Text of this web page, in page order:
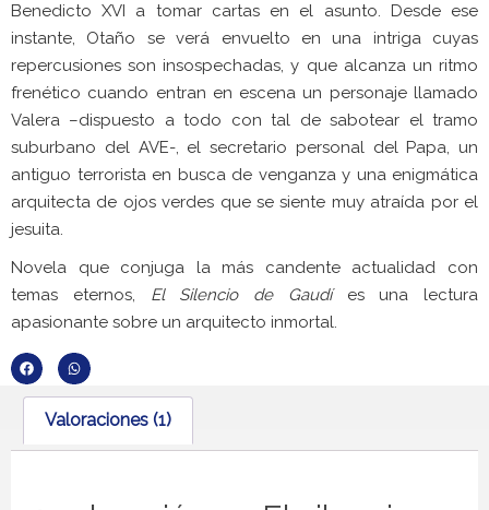
Benedicto XVI a tomar cartas en el asunto. Desde ese
instante, Otaño se verá envuelto en una intriga cuyas
repercusiones son insospechadas, y que alcanza un ritmo
frenético cuando entran en escena un personaje llamado
Valera –dispuesto a todo con tal de sabotear el tramo
suburbano del AVE-, el secretario personal del Papa, un
antiguo terrorista en busca de venganza y una enigmática
arquitecta de ojos verdes que se siente muy atraída por el
jesuita.
Novela que conjuga la más candente actualidad con
temas eternos, El Silencio de Gaudí es una lectura
apasionante sobre un arquitecto inmortal.
Valoraciones (1)